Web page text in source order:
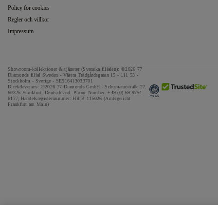
Policy för cookies
Regler och villkor
Impressum
Showroom-kollektioner & tjänster (Svenska filialen): ©2026 77
Diamonds filial Sweden - Västra Trädgårdsgatan 15 - 111 53 -
Stockholm - Sverige - SE516413033701
Direktleverans: ©2026 77 Diamonds GmbH - Schumannstraße 27.
60325 Frankfurt. Deutschland. Phone Number: +49 (0) 69 9754
6177,
Handelsregisternummer: HR B 115026 (Amtsgericht
Frankfurt am Main)